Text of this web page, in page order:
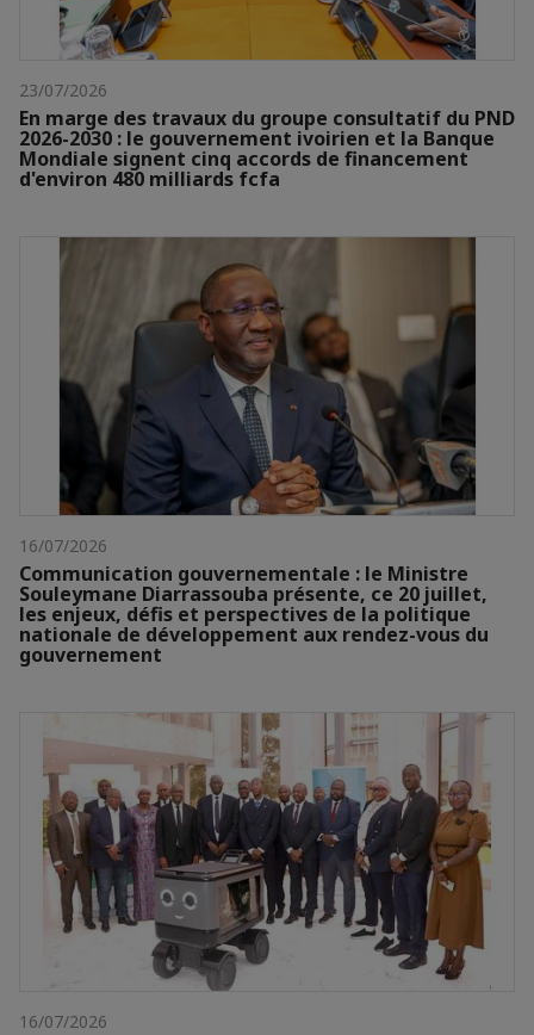
23/07/2026
En marge des travaux du groupe consultatif du PND
2026-2030 : le gouvernement ivoirien et la Banque
Mondiale signent cinq accords de financement
d'environ 480 milliards fcfa
16/07/2026
Communication gouvernementale : le Ministre
Souleymane Diarrassouba présente, ce 20 juillet,
les enjeux, défis et perspectives de la politique
nationale de développement aux rendez-vous du
gouvernement
16/07/2026